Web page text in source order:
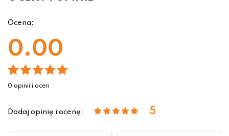
Ocena:
0.00
0 opinii i ocen
Dodaj opinię i ocenę: 5